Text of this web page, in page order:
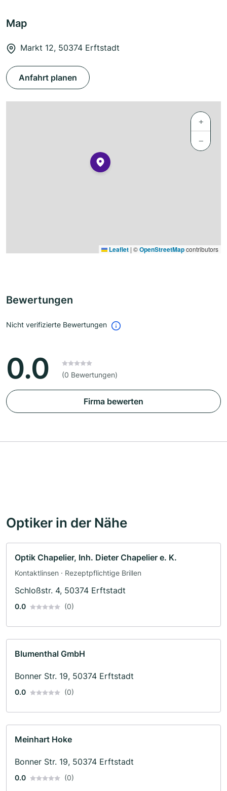
Map
Markt 12, 50374 Erftstadt
Anfahrt planen
+
−
Leaflet | ©OpenStreetMapcontributors
Bewertungen
Nicht verifizierte Bewertungen
0.0 (0 Bewertungen)
Firma bewerten
Optiker in der Nähe
Optik Chapelier, Inh. Dieter Chapelier e. K.
Kontaktlinsen · Rezeptpflichtige Brillen
Schloßstr. 4, 50374 Erftstadt
0.0 (0)
Blumenthal GmbH
Bonner Str. 19, 50374 Erftstadt
0.0 (0)
Meinhart Hoke
Bonner Str. 19, 50374 Erftstadt
0.0 (0)